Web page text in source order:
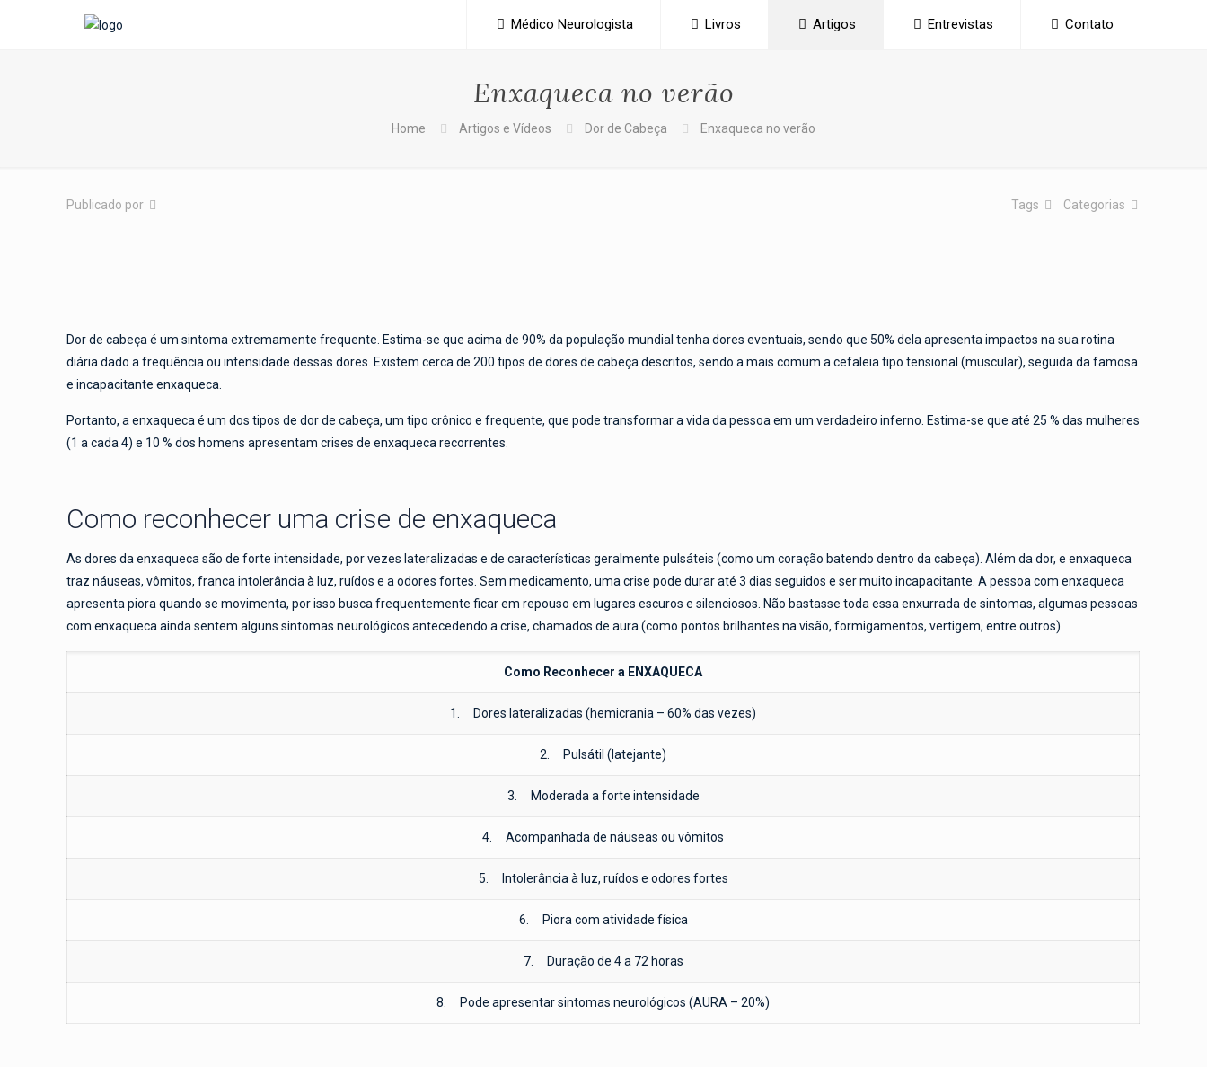
Médico Neurologista Livros Artigos Entrevistas Contato
Enxaqueca no verão
Home Artigos e Vídeos Dor de Cabeça Enxaqueca no verão
Publicado por Categorias
Tags
Dor de cabeça é um sintoma extremamente frequente. Estima-se que acima de 90% da população mundial tenha dores eventuais, sendo que 50% dela apresenta impactos na sua rotina
diária dado a frequência ou intensidade dessas dores. Existem cerca de 200 tipos de dores de cabeça descritos, sendo a mais comum a cefaleia tipo tensional (muscular), seguida da famosa
e incapacitante enxaqueca.
Portanto, a enxaqueca é um dos tipos de dor de cabeça, um tipo crônico e frequente, que pode transformar a vida da pessoa em um verdadeiro inferno. Estima-se que até 25 % das mulheres
(1 a cada 4) e 10 % dos homens apresentam crises de enxaqueca recorrentes.
Como reconhecer uma crise de enxaqueca
As dores da enxaqueca são de forte intensidade, por vezes lateralizadas e de características geralmente pulsáteis (como um coração batendo dentro da cabeça). Além da dor, e enxaqueca
traz náuseas, vômitos, franca intolerância à luz, ruídos e a odores fortes. Sem medicamento, uma crise pode durar até 3 dias seguidos e ser muito incapacitante. A pessoa com enxaqueca
apresenta piora quando se movimenta, por isso busca frequentemente ficar em repouso em lugares escuros e silenciosos. Não bastasse toda essa enxurrada de sintomas, algumas pessoas
com enxaqueca ainda sentem alguns sintomas neurológicos antecedendo a crise, chamados de aura (como pontos brilhantes na visão, formigamentos, vertigem, entre outros).
Como Reconhecer a ENXAQUECA
1. Dores lateralizadas (hemicrania – 60% das vezes)
2. Pulsátil (latejante)
3. Moderada a forte intensidade
4. Acompanhada de náuseas ou vômitos
5. Intolerância à luz, ruídos e odores fortes
6. Piora com atividade física
7. Duração de 4 a 72 horas
8. Pode apresentar sintomas neurológicos (AURA – 20%)